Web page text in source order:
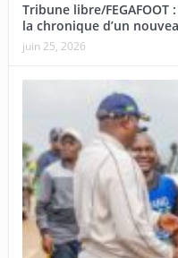
Tribune libre/
la chronique d’un
juin 25, 2026